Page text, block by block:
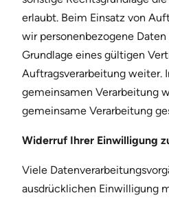
erlaubt. Beim Einsatz von
wir personenbezogene
Grundlage eines gültigen
Auftragsverarbeitung weiter.
gemeinsamen Verarbeitung
gemeinsame Verarbeitung
Widerruf Ihrer Einwilligung
Viele
ausdrücklichen Einwilligung